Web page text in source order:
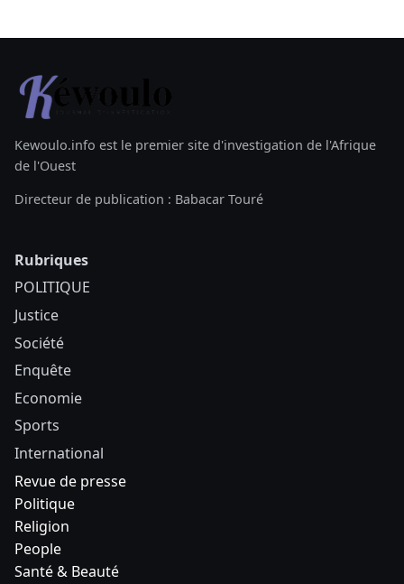
Kewoulo.info est le premier site d'investigation de l'Afrique
de l'Ouest
Directeur de publication : Babacar Touré
Rubriques
POLITIQUE
Justice
Société
Enquête
Economie
Sports
International
Revue de presse
Politique
Religion
People
Santé & Beauté